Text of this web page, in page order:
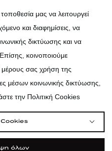
μας να λειτουργεί
και διαφημίσεις, να
δικτύωσης και να
κοινοποιούμε
μέρους σας χρήση της
μέσων κοινωνικής δικτύωσης,
την Πολιτική Cookies
Cookies
όλων